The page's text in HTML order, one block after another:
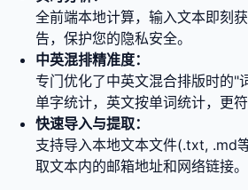
全前端本地计算，输入文本即刻
告，保护您的隐私安全。
中英混排精准度：
专门优化了中英文混合排版时的"
单字统计，英文按单词统计，更符
快速导入与提取：
支持导入本地文本文件(.txt, .md
取文本内的邮箱地址和网络链接。